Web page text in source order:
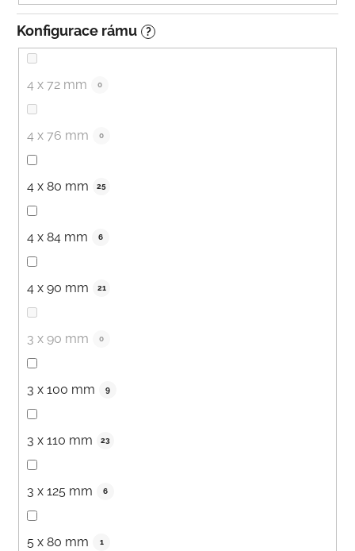
Konfigurace rámu ?
4 x 72 mm 0
4 x 76 mm 0
4 x 80 mm 25
4 x 84 mm 6
4 x 90 mm 21
3 x 90 mm 0
3 x 100 mm 9
3 x 110 mm 23
3 x 125 mm 6
5 x 80 mm 1